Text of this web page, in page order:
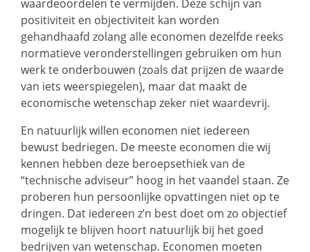
waardeoordelen te vermijden. Deze schijn van
positiviteit en objectiviteit kan worden
gehandhaafd zolang alle economen dezelfde reeks
normatieve veronderstellingen gebruiken om hun
werk te onderbouwen (zoals dat prijzen de waarde
van iets weerspiegelen), maar dat maakt de
economische wetenschap zeker niet waardevrij.
En natuurlijk willen economen niet iedereen
bewust bedriegen. De meeste economen die wij
kennen hebben deze beroepsethiek van de
“technische adviseur” hoog in het vaandel staan. Ze
proberen hun persoonlijke opvattingen niet op te
dringen. Dat iedereen z’n best doet om zo objectief
mogelijk te blijven hoort natuurlijk bij het goed
bedrijven van wetenschap. Economen moeten